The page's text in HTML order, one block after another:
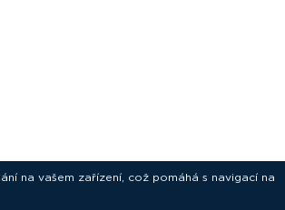
na vašem zařízení, což pomáhá s navigací na